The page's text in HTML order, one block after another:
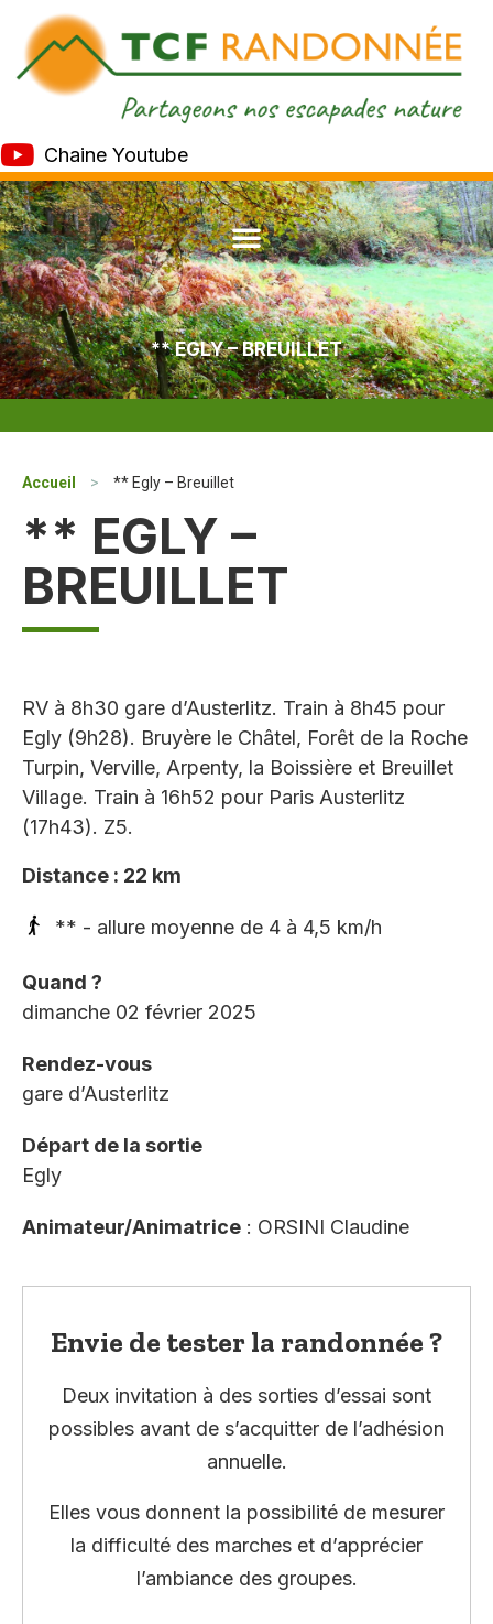
Chaine Youtube
** EGLY – BREUILLET
Accueil > ** Egly – Breuillet
** EGLY –
BREUILLET
RV à 8h30 gare d’Austerlitz. Train à 8h45 pour
Egly (9h28). Bruyère le Châtel, Forêt de la Roche
Turpin, Verville, Arpenty, la Boissière et Breuillet
Village. Train à 16h52 pour Paris Austerlitz
(17h43). Z5.
Distance : 22 km
** - allure moyenne de 4 à 4,5 km/h
Quand ?
dimanche 02 février 2025
Rendez-vous
gare d’Austerlitz
Départ de la sortie
Egly
Animateur/Animatrice : ORSINI Claudine
Envie de tester la randonnée ?
Deux invitation à des sorties d’essai sont
possibles avant de s’acquitter de l’adhésion
annuelle.
Elles vous donnent la possibilité de mesurer
la difficulté des marches et d’apprécier
l’ambiance des groupes.